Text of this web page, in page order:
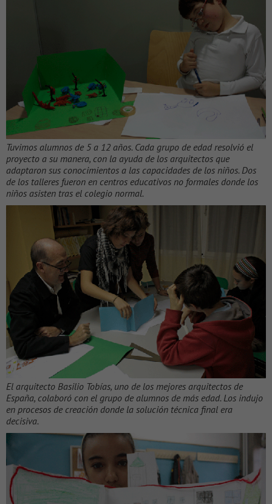
Tuvimos alumnos de 5 a 12 años. Cada grupo de edad resolvió el
proyecto a su manera, con la ayuda de los arquitectos que
adaptaron sus conocimientos a las capacidades de los niños. Dos
de los talleres fueron en centros educativos no formales donde los
niños asisten tras el colegio normal.
El arquitecto Basilio Tobías, uno de los mejores arquitectos de
España, colaboró con el grupo de alumnos de más edad. Los indujo
en procesos de creación donde la solución técnica final era
decisiva.